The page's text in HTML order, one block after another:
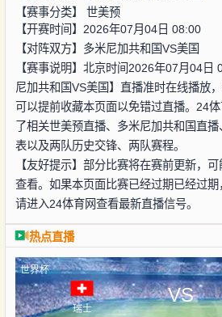
【赛事分类】 世美预
【开赛时间】2026年07月04日 08:00
【对阵双方】 多米尼加共和国VS美国
【赛事说明】北京时间2026年07月04日
尼加共和国VS美国】直播准时在线播放
可以提前收藏本页面以免错过直播。24
了相关世美预直播、多米尼加共和国直
表以及两队历史交锋、两队赛程。
【友好提示】部分比赛将在赛前更新，
查看。如果本页面比赛已经过期已经过期
请进入24体育网查看最新直播信号。
热点直播
世界杯
瑞士
VS